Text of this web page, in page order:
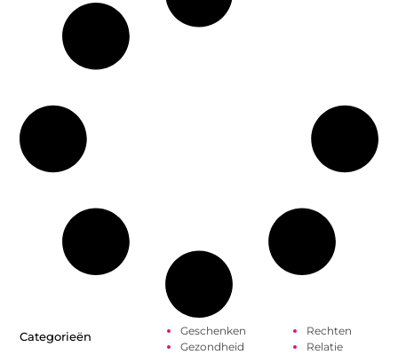
Categorieën
Geschenken
Gezondheid
Rechten
Relatie